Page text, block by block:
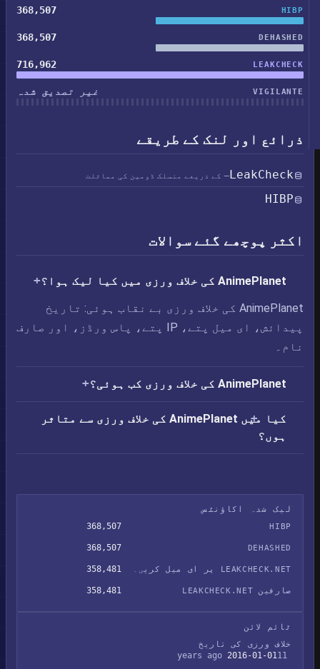
HIBP
368,507
DEHASHED
368,507
LEAKCHECK
716,962
VIGILANTE غیر تصدیق شدہ
ذرائع اور لنک کے طریقے
LeakCheck— کے ذریعے منسلک ڈومین کی مماثلت
HIBP
اکثر پوچھے گئے سوالات
AnimePlanet کی خلاف ورزی میں کیا لیک ہوا؟
AnimePlanet کی خلاف ورزی بے نقاب ہوئی: تاریخ
پیدائش، ای میل پتے، IP پتے، پاس ورڈز، اور صارف
نام۔
AnimePlanet کی خلاف ورزی کب ہوئی؟
کیا میں AnimePlanet کی خلاف ورزی سے متاثر
ہوں؟
لیک شدہ اکاؤنٹس
HIBP
368,507
DEHASHED
368,507
LEAKCHECK.NET پر ای میل کریں۔ 358,481
صارفین LEAKCHECK.NET 358,481
ٹائم لائن
خلاف ورزی کی تاریخ
2016-01-01